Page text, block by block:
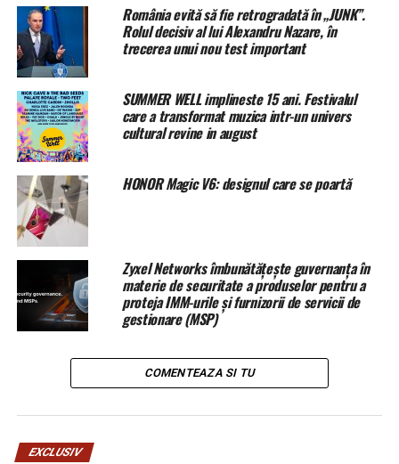
“ Cu durere în suflet, conducerea Uniunii urmașilor
unităților ruse din Gallipoli vă anunță că în această
dimineață, 9 martie 2019, după o boală îndelungată, a
nepotul amiralului Aleksandr Kolchak, Conducătorul
Suprem al Rusiei, Comandantul Suprem al Armatei
Ruse”, se spune în anunțul societății.
În anul 1919, fiul lui Kolchak a emigrat în anul 1919
împreună cu mama în România, apoi s-au stabilit în
Franța. Aleksandr Rostislavovich Kolchak s-a născut la
Paris în 1933. A absolvit Sorbonna, a activat în calitate
de caricaturist și muzicant de jazz.
România evită să fie retrogradată în „JUNK”.
Rolul decisiv al lui Alexandru Nazare, în
trecerea unui nou test important
SUMMER WELL implineste 15 ani. Festivalul
care a transformat muzica intr-un univers
cultural revine in august
HONOR Magic V6: designul care se poartă
Zyxel Networks îmbunătățește guvernanța în
materie de securitate a produselor pentru a
proteja IMM-urile și furnizorii de servicii de
gestionare (MSP)
COMENTEAZA SI TU
EXCLUSIV